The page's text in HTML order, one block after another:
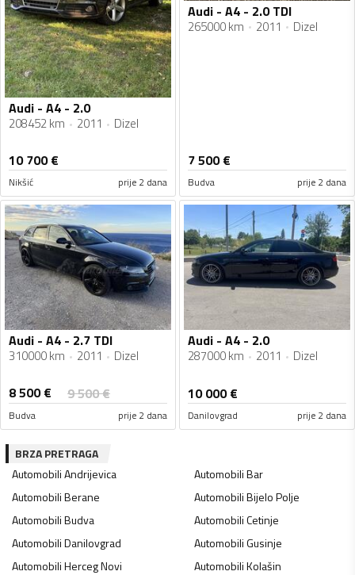
Audi - A4 - 2.0
208452 km 2011 Dizel
10 700€
Nikšić prije 2 dana
Audi - A4 - 2.0 TDI
265000 km 2011 Dizel
7 500€
Budva prije 2 dana
Audi - A4 - 2.7 TDI
310000 km 2011 Dizel
8 500€ 9 500€
Budva prije 2 dana
Audi - A4 - 2.0
287000 km 2011 Dizel
10 000€
Danilovgrad prije 2 dana
BRZA PRETRAGA
AutomobiliAndrijevica AutomobiliBar
AutomobiliBerane AutomobiliBijelo Polje
AutomobiliBudva AutomobiliCetinje
AutomobiliDanilovgrad AutomobiliGusinje
AutomobiliHerceg Novi AutomobiliKolašin